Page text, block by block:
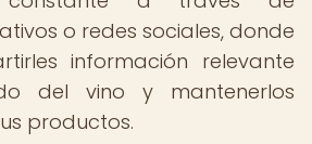
o redes sociales, donde
información relevante
del vino y mantenerlos
productos.